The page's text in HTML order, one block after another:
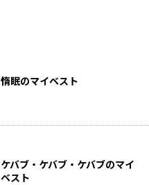
惰眠のマイベスト
ケバブ・ケバブ・ケバブのマイ
ベスト